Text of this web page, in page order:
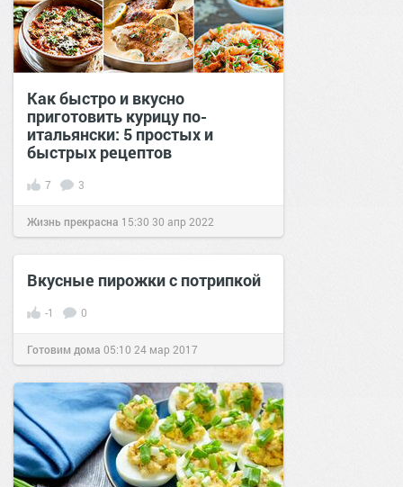
Как быстро и вкусно
приготовить курицу по-
итальянски: 5 простых и
быстрых рецептов
7 3
Жизнь прекрасна 15:30 30 апр 2022
Вкусные пирожки с потрипкой
-1 0
Готовим дома 05:10 24 мар 2017